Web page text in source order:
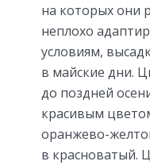
на которых они
неплохо
условиям,
в майские дни.
до поздней
красивым
оранжево-
в красноватый.